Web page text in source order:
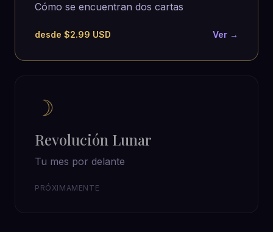
Cómo se encuentran dos cartas
desde $2.99 USD Ver →
☽
Revolución Lunar
Tu mes por delante
PRÓXIMAMENTE